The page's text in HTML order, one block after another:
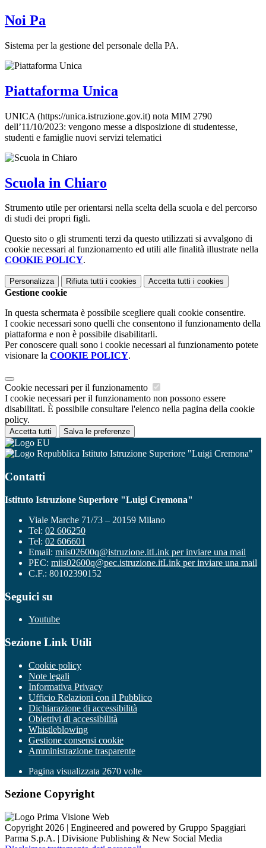
Noi Pa
Sistema per la gestione del personale della PA.
Piattaforma Unica
UNICA (https://unica.istruzione.gov.it) nota MIM 2790
dell’11/10/2023: vengono messe a disposizione di studentesse,
studenti e famiglie nuovi servizi telematici
Scuola in Chiaro
Strumento utile per orientarsi nella scelta della scuola e del percorso
di studi dei propri figli.
Questo sito o gli strumenti terzi da questo utilizzati si avvalgono di
cookie necessari al funzionamento ed utili alle finalità illustrate nella
COOKIE POLICY.
Personalizza Rifiuta tutti i cookies Accetta tutti i cookies
Gestione cookie
In questa schermata è possibile scegliere quali cookie consentire.
I cookie necessari sono quelli che consentono il funzionamento della
piattaforma e non è possibile disabilitarli.
Per conoscere quali sono i cookie necessari al funzionamento potete
visionare la COOKIE POLICY.
Cookie necessari per il funzionamento
I cookie necessari per il funzionamento non possono essere
disabilitati. È possibile consultare l'elenco nella pagina della cookie
policy.
Accetta tutti Salva le preferenze
Istituto Istruzione Superiore "Luigi Cremona"
Contatti
Istituto Istruzione Superiore "Luigi Cremona"
Viale Marche 71/73 – 20159 Milano
Tel: 02 606250
Tel: 02 606601
Email: miis02600q@istruzione.itLink per inviare una mail
PEC: miis02600q@pec.istruzione.itLink per inviare una mail
C.F.: 80102390152
Seguici su
Youtube
Sezione Link Utili
Cookie policy
Note legali
Informativa Privacy
Ufficio Relazioni con il Pubblico
Dichiarazione di accessibilità
Obiettivi di accessibilità
Whistleblowing
Gestione consensi cookie
Amministrazione trasparente
Pagina visualizzata 2670 volte
Sezione Copyright
Copyright 2026 | Engineered and powered by Gruppo Spaggiari
Parma S.p.A. | Divisione Publishing & New Social Media